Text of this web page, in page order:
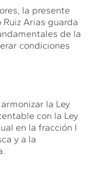
la presente
Arias guarda
de la
condiciones
la Ley
con la Ley
en la fracción I
y a la